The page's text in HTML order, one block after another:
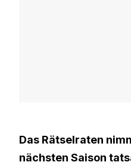
Das Rätselraten
nächsten Saison